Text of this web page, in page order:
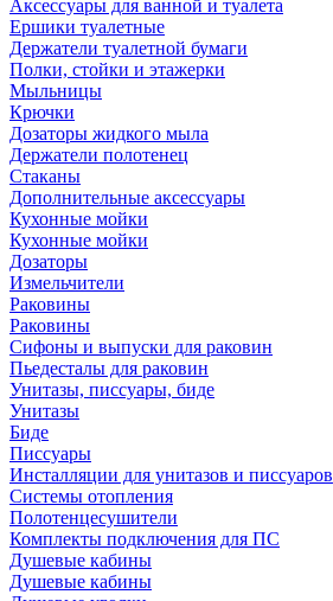
Аксессуары для ванной и туалета
Ершики туалетные
Держатели туалетной бумаги
Полки, стойки и этажерки
Мыльницы
Крючки
Дозаторы жидкого мыла
Держатели полотенец
Стаканы
Дополнительные аксессуары
Кухонные мойки
Кухонные мойки
Дозаторы
Измельчители
Раковины
Раковины
Сифоны и выпуски для раковин
Пьедесталы для раковин
Унитазы, писсуары, биде
Унитазы
Биде
Писсуары
Инсталляции для унитазов и писсуаров
Системы отопления
Полотенцесушители
Комплекты подключения для ПС
Душевые кабины
Душевые кабины